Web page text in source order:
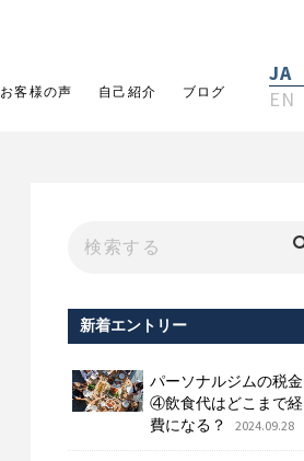
お客様の声 自己紹介 ブログ
JA
EN
新着エントリー
パーソナルジムの税金
④飲食代はどこまで経
費になる？
2024.09.28